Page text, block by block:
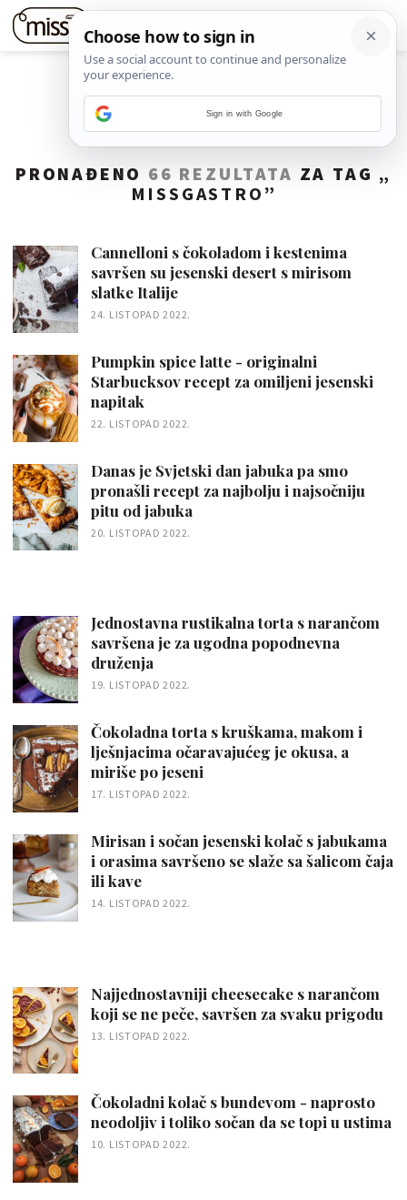
PRONAĐENO 66 REZULTATA ZA TAG „
MISSGASTRO ”
Cannelloni s čokoladom i kestenima
savršen su jesenski desert s mirisom
slatke Italije
24. LISTOPAD 2022.
Pumpkin spice latte - originalni
Starbucksov recept za omiljeni jesenski
napitak
22. LISTOPAD 2022.
Danas je Svjetski dan jabuka pa smo
pronašli recept za najbolju i najsočniju
pitu od jabuka
20. LISTOPAD 2022.
Jednostavna rustikalna torta s narančom
savršena je za ugodna popodnevna
druženja
19. LISTOPAD 2022.
Čokoladna torta s kruškama, makom i
lješnjacima očaravajućeg je okusa, a
miriše po jeseni
17. LISTOPAD 2022.
Mirisan i sočan jesenski kolač s jabukama
i orasima savršeno se slaže sa šalicom čaja
ili kave
14. LISTOPAD 2022.
Najjednostavniji cheesecake s narančom
koji se ne peče, savršen za svaku prigodu
13. LISTOPAD 2022.
Čokoladni kolač s bundevom - naprosto
neodoljiv i toliko sočan da se topi u ustima
10. LISTOPAD 2022.
Sign in with Google